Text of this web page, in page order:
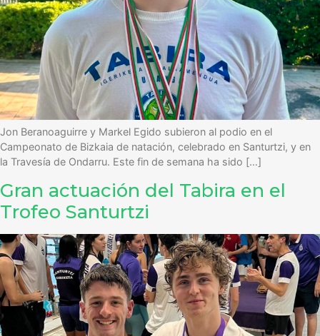
Jon Beranoaguirre y Markel Egido subieron al podio en el
Campeonato de Bizkaia de natación, celebrado en Santurtzi, y en
la Travesía de Ondarru. Este fin de semana ha sido […]
Gran actuación del Tabira en el
Trofeo Santurtzi